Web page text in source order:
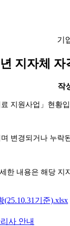
기
지자체
작
지원사업 」 현황
변경되거나 누락
한 내용은 해당 지
기준).xlsx
사 안내